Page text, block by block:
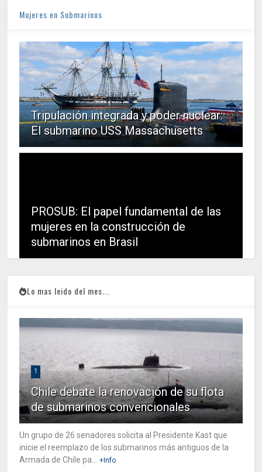
Mujeres en Submarinos
Tripulación integrada y poder nuclear:
El submarino USS Massachusetts
PROSUB: El papel fundamental de las
mujeres en la construcción de
submarinos en Brasil
Lo mas leido del mes...
1
Chile debate la renovación de su flota
de submarinos convencionales
Un grupo de 26 senadores solicita al Presidente Kast que
inicie el reemplazo de los submarinos más antiguos de la
Armada de Chile pa...
+Info